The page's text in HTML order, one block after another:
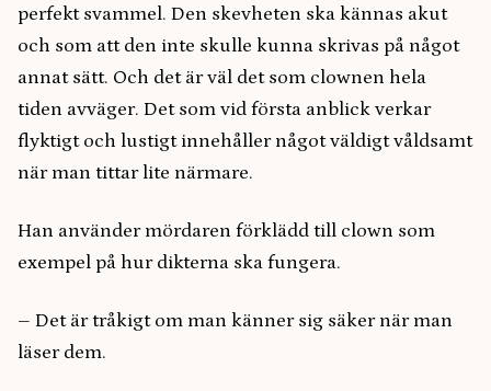
perfekt svammel. Den skevheten ska kännas akut
och som att den inte skulle kunna skrivas på något
annat sätt. Och det är väl det som clownen hela
tiden avväger. Det som vid första anblick verkar
flyktigt och lustigt innehåller något väldigt våldsamt
när man tittar lite närmare.
Han använder mördaren förklädd till clown som
exempel på hur dikterna ska fungera.
– Det är tråkigt om man känner sig säker när man
läser dem.